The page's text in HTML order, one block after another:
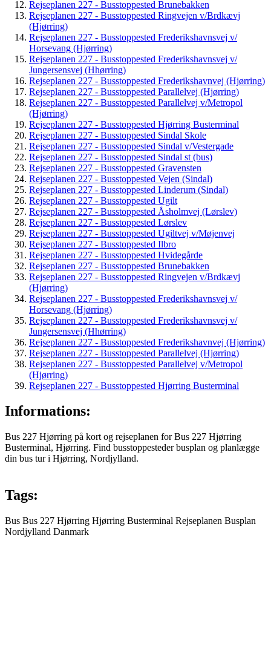
Rejseplanen 227 - Busstoppested Brunebakken
Rejseplanen 227 - Busstoppested Ringvejen v/Brdkævj
(Hjørring)
Rejseplanen 227 - Busstoppested Frederikshavnsvej v/
Horsevang (Hjørring)
Rejseplanen 227 - Busstoppested Frederikshavnsvej v/
Jungersensvej (Hhørring)
Rejseplanen 227 - Busstoppested Frederikshavnvej (Hjørring)
Rejseplanen 227 - Busstoppested Parallelvej (Hjørring)
Rejseplanen 227 - Busstoppested Parallelvej v/Metropol
(Hjørring)
Rejseplanen 227 - Busstoppested Hjørring Busterminal
Rejseplanen 227 - Busstoppested Sindal Skole
Rejseplanen 227 - Busstoppested Sindal v/Vestergade
Rejseplanen 227 - Busstoppested Sindal st (bus)
Rejseplanen 227 - Busstoppested Gravensten
Rejseplanen 227 - Busstoppested Vejen (Sindal)
Rejseplanen 227 - Busstoppested Linderum (Sindal)
Rejseplanen 227 - Busstoppested Ugilt
Rejseplanen 227 - Busstoppested Åsholmvej (Lørslev)
Rejseplanen 227 - Busstoppested Lørslev
Rejseplanen 227 - Busstoppested Ugiltvej v/Møjenvej
Rejseplanen 227 - Busstoppested Ilbro
Rejseplanen 227 - Busstoppested Hvidegårde
Rejseplanen 227 - Busstoppested Brunebakken
Rejseplanen 227 - Busstoppested Ringvejen v/Brdkævj
(Hjørring)
Rejseplanen 227 - Busstoppested Frederikshavnsvej v/
Horsevang (Hjørring)
Rejseplanen 227 - Busstoppested Frederikshavnsvej v/
Jungersensvej (Hhørring)
Rejseplanen 227 - Busstoppested Frederikshavnvej (Hjørring)
Rejseplanen 227 - Busstoppested Parallelvej (Hjørring)
Rejseplanen 227 - Busstoppested Parallelvej v/Metropol
(Hjørring)
Rejseplanen 227 - Busstoppested Hjørring Busterminal
Informations:
Bus 227 Hjørring på kort og rejseplanen for Bus 227 Hjørring
Busterminal, Hjørring. Find busstoppesteder busplan og planlægge
din bus tur i Hjørring, Nordjylland.
Tags:
Bus Bus 227 Hjørring Hjørring Busterminal Rejseplanen Busplan
Nordjylland Danmark